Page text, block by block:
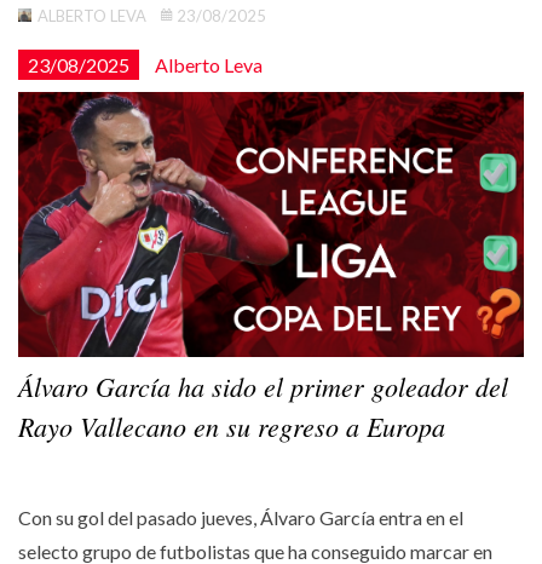
ALBERTO LEVA 23/08/2025
23/08/2025 Alberto Leva
Álvaro García ha sido el primer goleador del
Rayo Vallecano en su regreso a Europa
Con su gol del pasado jueves, Álvaro García entra en el
selecto grupo de futbolistas que ha conseguido marcar en